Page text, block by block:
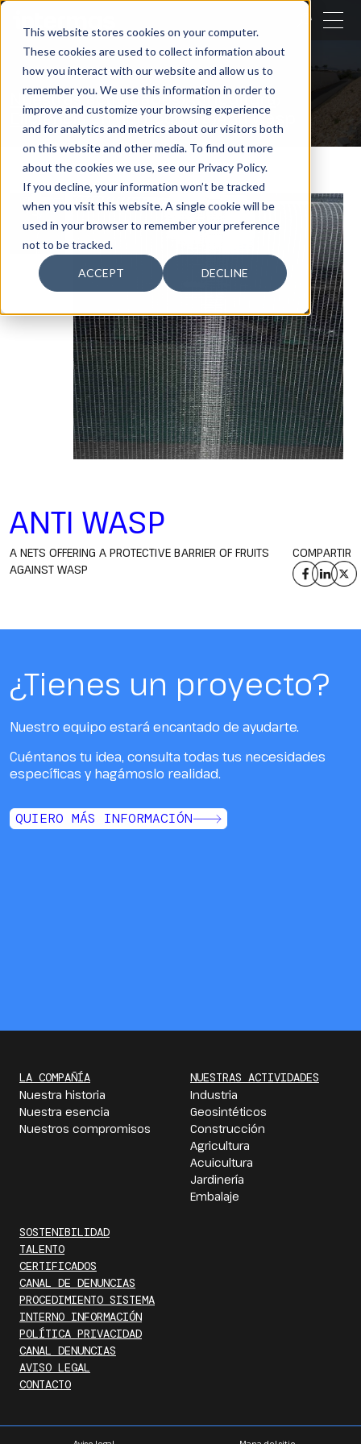
This website stores cookies on your computer.
These cookies are used to collect information about
how you interact with our website and allow us to
remember you. We use this information in order to
improve and customize your browsing experience
and for analytics and metrics about our visitors both
on this website and other media. To find out more
about the cookies we use, see our Privacy Policy.
If you decline, your information won’t be tracked
when you visit this website. A single cookie will be
used in your browser to remember your preference
not to be tracked.
ACCEPT DECLINE
BUSCAR
CERRAR
Nuestras actividades Agricultura
Eficiencia en horticultura Anti Wasp
ANTI WASP
A NETS OFFERING A PROTECTIVE BARRIER OF FRUITS
AGAINST WASP
COMPARTIR
¿Tienes un proyecto?
Nuestro equipo estará encantado de ayudarte.
Cuéntanos tu idea, consulta todas tus necesidades
específicas y hagámoslo realidad.
QUIERO MÁS INFORMACIÓN
LA COMPAÑÍA
Nuestra historia
Nuestra esencia
Nuestros compromisos
NUESTRAS ACTIVIDADES
Industria
Geosintéticos
Construcción
Agricultura
Acuicultura
Jardinería
Embalaje
SOSTENIBILIDAD
TALENTO
CERTIFICADOS
CANAL DE DENUNCIAS
PROCEDIMIENTO SISTEMA
INTERNO INFORMACIÓN
POLÍTICA PRIVACIDAD
CANAL DENUNCIAS
AVISO LEGAL
CONTACTO